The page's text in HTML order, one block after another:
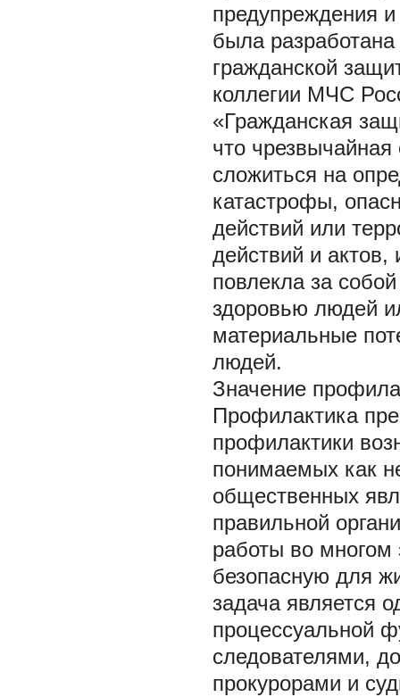
предупреждения
была
гражданской
коллегии МЧС
«Гражданская
что
сложиться на
катастрофы,
действий или
действий и
повлекла за
здоровью людей
материальные
людей.
Значение
Профилактика
профилактики
понимаемых как
общественных
правильной
работы во многом
безопасную для
задача является
процессуальной
следователями,
прокурорами и